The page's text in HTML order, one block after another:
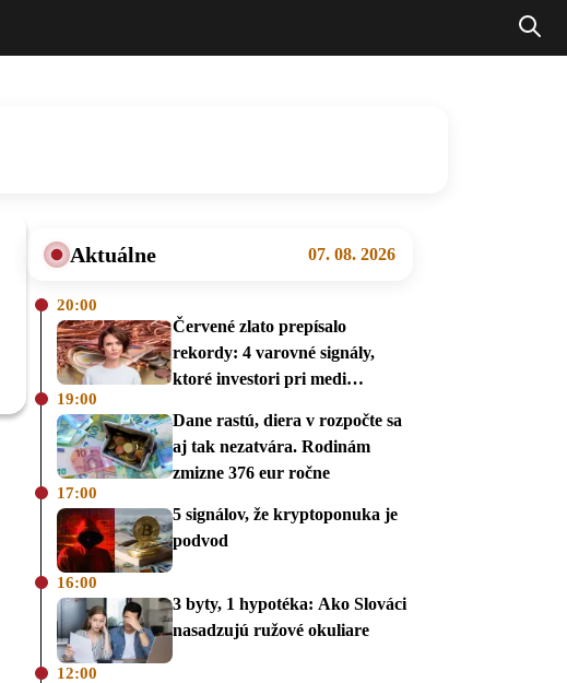
Aktuálne 07. 08. 2026
20:00
Červené zlato prepísalo
rekordy: 4 varovné signály,
ktoré investori pri medi
19:00
Dane rastú, diera v rozpočte sa
aj tak nezatvára. Rodinám
zmizne 376 eur ročne
17:00
5 signálov, že kryptoponuka je
podvod
16:00
3 byty, 1 hypotéka: Ako Slováci
nasadzujú ružové okuliare
12:00